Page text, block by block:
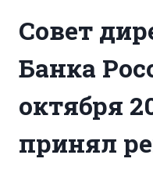
Совет
Банка
октября
принял